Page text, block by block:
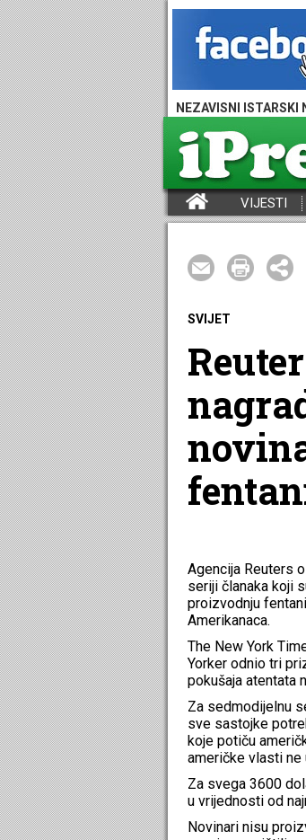
NEZAVISNI ISTARSKI
VIJESTI
SVIJET
Agencija Reuters
seriji članaka koji
proizvodnju
Amerikanaca.
The New York
Yorker odnio tri
pokušaja atentata
Za sedmodijelnu
sve sastojke
koje potiču
američke vlasti ne
Za svega 3600
u vrijednosti od
Novinari nisu